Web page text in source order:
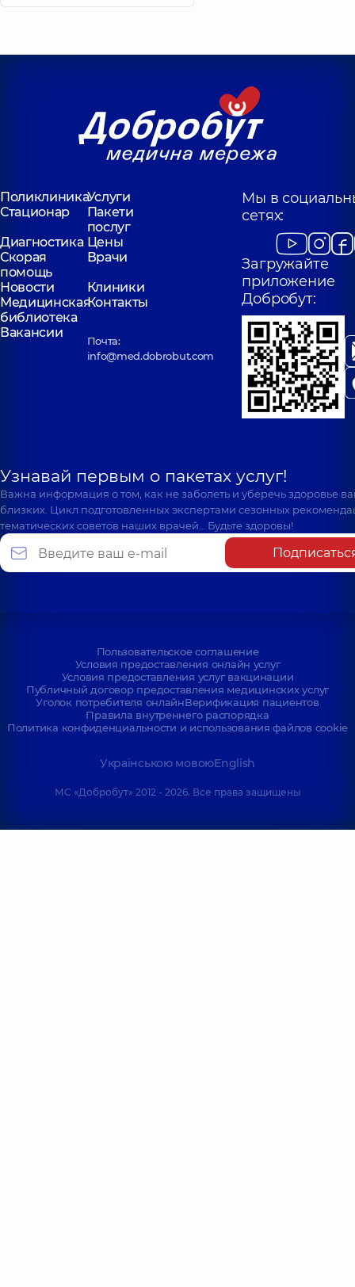
ПоликлиникаУслуги
Стационар
Пакети
послуг
Диагностика Цены
Скорая
помощь
Врачи
Новости
Клиники
Медицинская
библиотека
Контакты
Вакансии
Почта:
info@med.dobrobut.com
Мы в
сетях:
Загружайте
приложение
Добробут:
Узнавай первым о пакетах услуг!
Важна информация о том, как не заболеть и уберечь здоровье
близких. Цикл подготовленных экспертами сезонных
тематических советов наших врачей… Будьте здоровы!
Пользовательское соглашение
Условия предоставления онлайн услуг
Условия предоставления услуг вакцинации
Публичный договор предоставления медицинских услуг
Уголок потребителя онлайнВерификация пациентов
Правила внутреннего распорядка
Политика конфиденциальности и использования файлов cookie
Українською мовоюEnglish
МС «Добробут» 2012 - 2026. Все права защищены